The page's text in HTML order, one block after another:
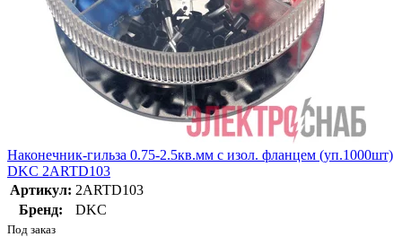
Наконечник-гильза 0.75-2.5кв.мм с изол. фланцем (уп.1000шт)
DKC 2ARTD103
Артикул: 2ARTD103
Бренд:
DKC
Под заказ